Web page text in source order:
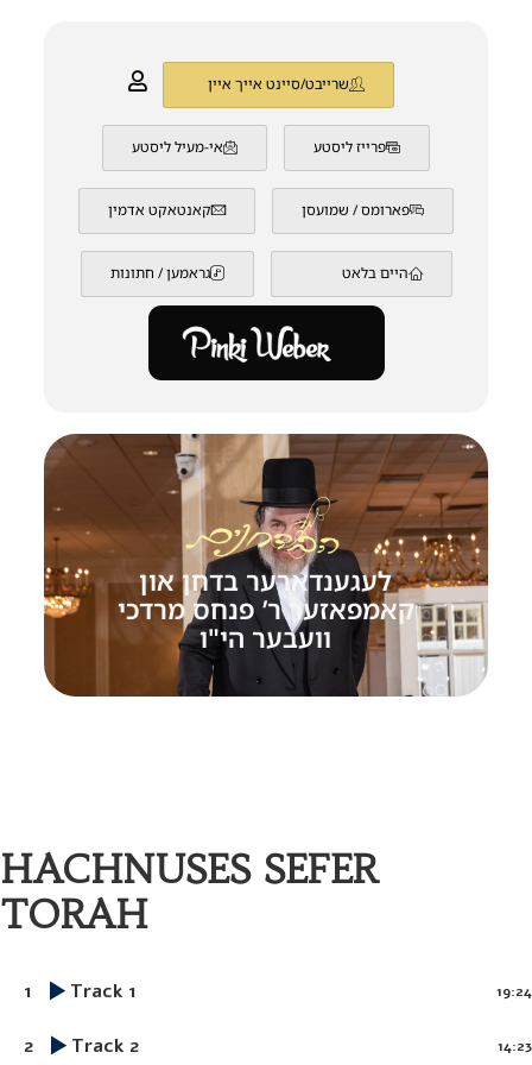
שרייבט/סיינט אייך איין
אי-מעיל ליסטע פרייז ליסטע
קאנטאקט אדמין פארומס / שמועסן
גראמען / חתונות היים בלאט
לעגענדארער בדחן און
קאמפאזער ר’ פנחס מרדכי
וועבער הי"ו
HACHNUSES SEFER
TORAH
1 Track 1 19:24
2 Track 2 14:23